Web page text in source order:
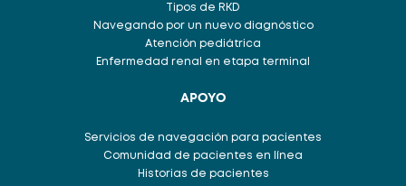
Tipos de RKD
Navegando por un nuevo diagnóstico
Atención pediátrica
Enfermedad renal en etapa terminal
APOYO
Servicios de navegación para pacientes
Comunidad de pacientes en línea
Historias de pacientes